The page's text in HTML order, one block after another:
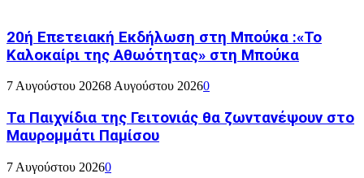
20ή Επετειακή Εκδήλωση στη Μπούκα :«Το
Καλοκαίρι της Αθωότητας» στη Μπούκα
7 Αυγούστου 20268 Αυγούστου 20260
Τα Παιχνίδια της Γειτονιάς θα ζωντανέψουν στο
Μαυρομμάτι Παμίσου
7 Αυγούστου 20260